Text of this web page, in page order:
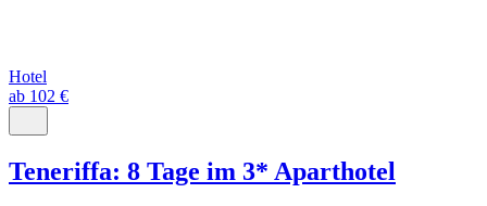
Hotel
ab 102 €
Teneriffa: 8 Tage im 3* Aparthotel